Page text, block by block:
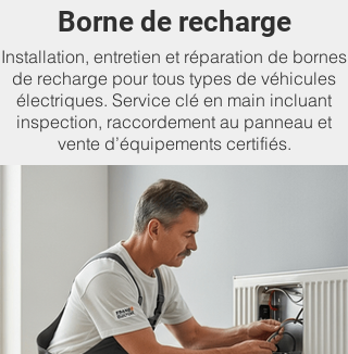
Borne de recharge
Installation, entretien et réparation de bornes
de recharge pour tous types de véhicules
électriques. Service clé en main incluant
inspection, raccordement au panneau et
vente d’équipements certifiés.